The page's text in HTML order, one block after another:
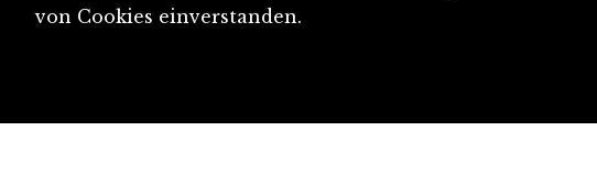
von Cookies einverstanden.